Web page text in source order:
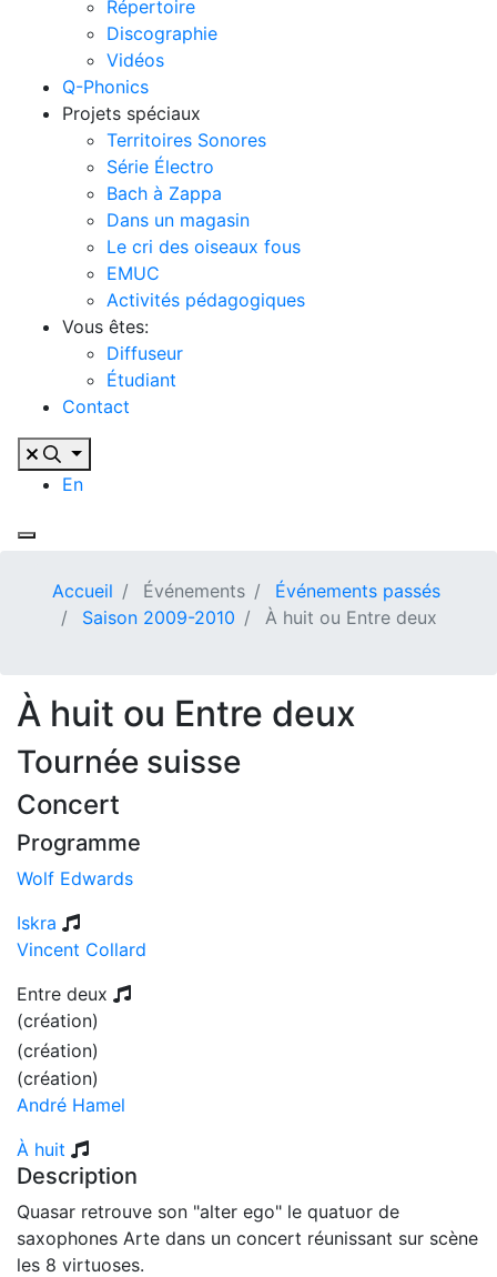
Répertoire
Discographie
Vidéos
Q-Phonics
Projets spéciaux
Territoires Sonores
Série Électro
Bach à Zappa
Dans un magasin
Le cri des oiseaux fous
EMUC
Activités pédagogiques
Vous êtes:
Diffuseur
Étudiant
Contact
En
Accueil Événements
Événements passés
Saison 2009-2010
À huit ou Entre deux
À huit ou Entre deux
Tournée suisse
Concert
Programme
Wolf Edwards
Iskra
Vincent Collard
Entre deux
(création)
(création)
(création)
André Hamel
À huit
Description
Quasar retrouve son "alter ego" le quatuor de
saxophones Arte dans un concert réunissant sur scène
les 8 virtuoses.